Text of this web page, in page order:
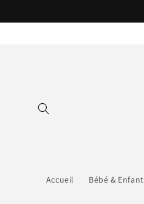
au
Accueil Bébé & Enfant